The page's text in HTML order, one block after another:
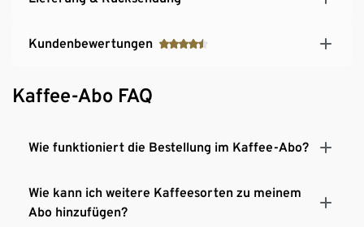
Kundenbewertungen
Kaffee-Abo FAQ
Wie funktioniert die Bestellung im Kaffee-Abo?
Wie kann ich weitere Kaffeesorten zu meinem
Abo hinzufügen?